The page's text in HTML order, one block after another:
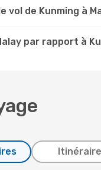
vol de Kunming à
par rapport à